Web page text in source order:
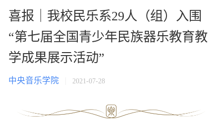
喜报｜我校民乐系29人（组）入围
“第七届全国青少年民族器乐教育教
学成果展示活动”
中央音乐学院 2021-07-28